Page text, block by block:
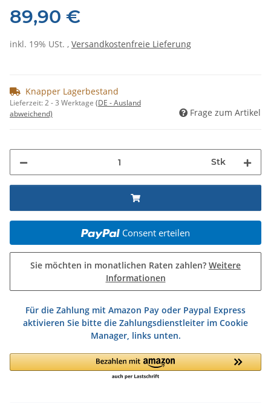
89,90 €
inkl. 19% USt. , Versandkostenfreie Lieferung
Knapper Lagerbestand
Lieferzeit:2 - 3 Werktage (DE - Ausland
abweichend)
Frage zum Artikel
Stk
Consent erteilen
Sie möchten in monatlichen Raten zahlen? Weitere
Informationen
Für die Zahlung mit Amazon Pay oder Paypal Express
aktivieren Sie bitte die Zahlungsdienstleiter im Cookie
Manager, links unten.